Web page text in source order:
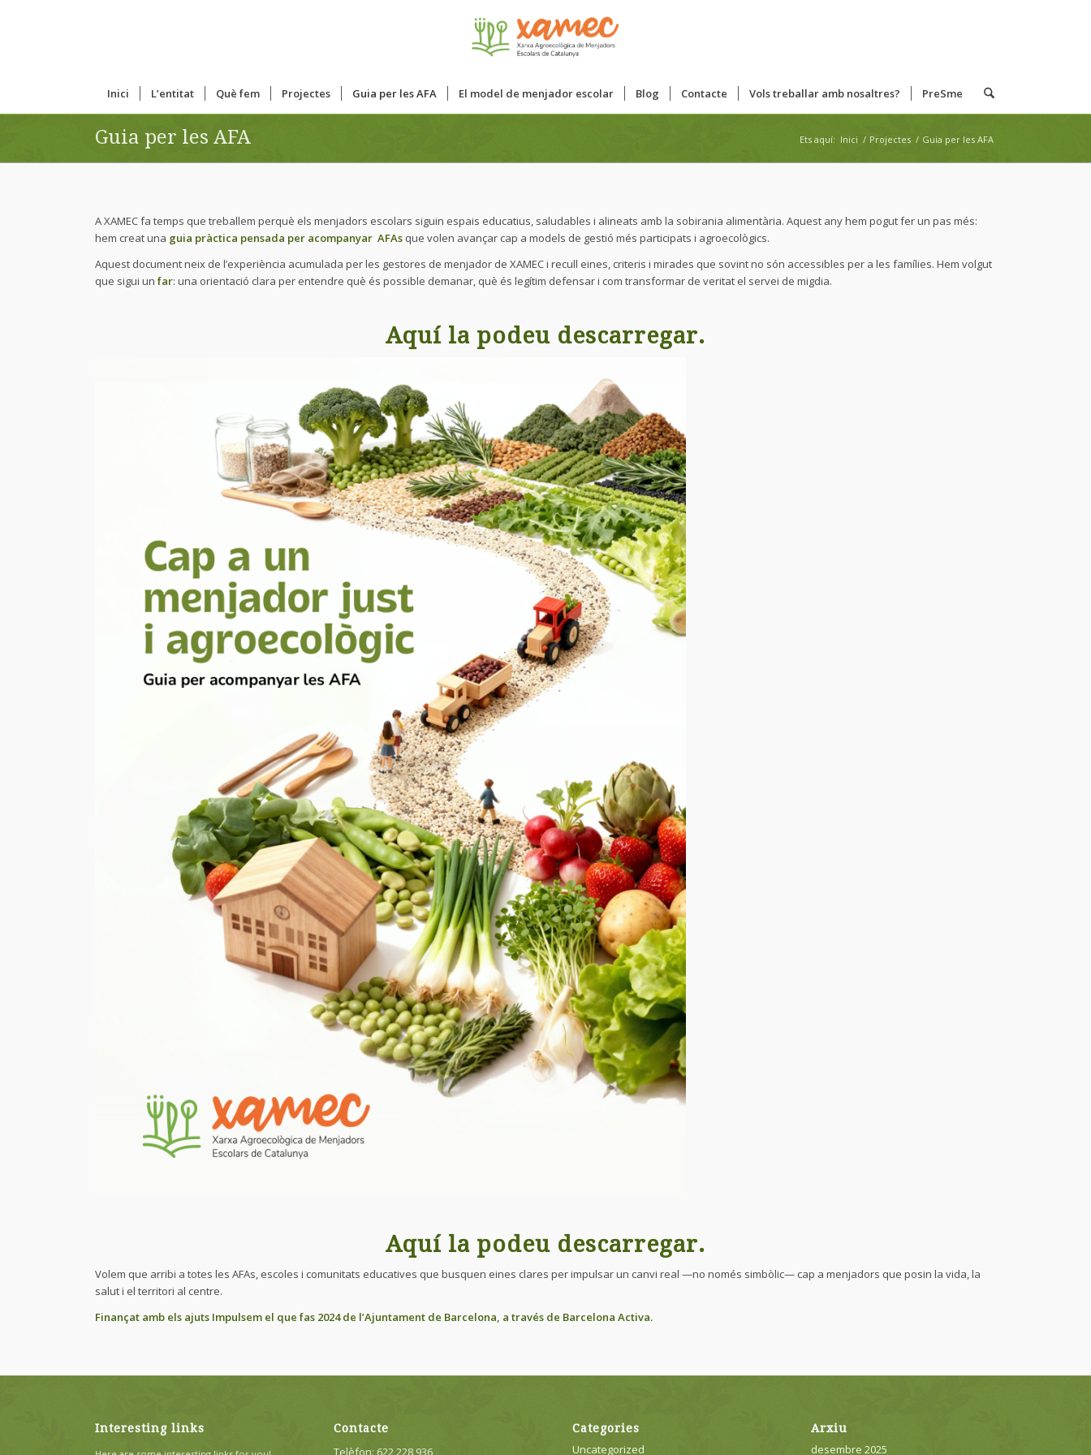
Inici L’entitat Què fem Projectes Guia per les AFA El model de menjador escolar Blog Contacte Vols treballar amb nosaltres? PreSme
Guia per les AFA Ets aquí: Inici / Projectes / Guia per les AFA
A XAMEC fa temps que treballem perquè els menjadors escolars siguin espais educatius, saludables i alineats amb la sobirania alimentària. Aquest any hem pogut fer un pas més:
hem creat una guia pràctica pensada per acompanyar AFAs que volen avançar cap a models de gestió més participats i agroecològics.
Aquest document neix de l’experiència acumulada per les gestores de menjador de XAMEC i recull eines, criteris i mirades que sovint no són accessibles per a les famílies. Hem volgut
que sigui unfar: una orientació clara per entendre què és possible demanar, què és legítim defensar i com transformar de veritat el servei de migdia.
Aquí la podeu descarregar.
Aquí la podeu descarregar.
Volem que arribi a totes les AFAs, escoles i comunitats educatives que busquen eines clares per impulsar un canvi real —no només simbòlic— cap a menjadors que posin la vida, la
salut i el territori al centre.
Finançat amb els ajuts Impulsem el que fas 2024de l’Ajuntament de Barcelona, a través de Barcelona Activa.
Interesting links Contacte Categories
Uncategorized
Arxiu
desembre 2025